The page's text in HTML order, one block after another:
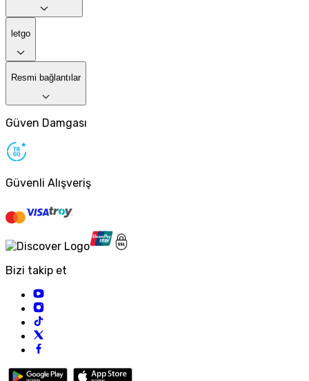
letgo
Resmi bağlantılar
Güven Damgası
Güvenli Alışveriş
Bizi takip et